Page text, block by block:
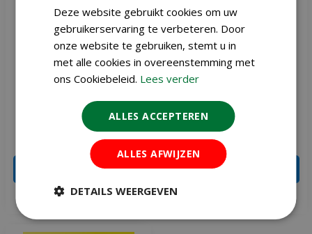
Radijs chinese Red Meat
zaden
€3
Meer info
IN WINKELWAGEN
Radijs zaden Ronde
soorten gemengd
€2,95
IN WINKELWAGEN
Deze website gebruikt cookies om uw
gebruikerservaring te verbeteren. Door
onze website te gebruiken, stemt u in
met alle cookies in overeenstemming met
ons Cookiebeleid. Lees verder
ALLES ACCEPTEREN
ALLES AFWIJZEN
DETAILS WEERGEVEN